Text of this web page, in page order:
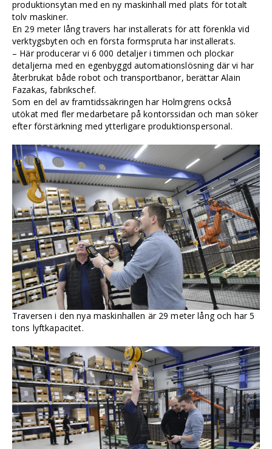
produktionsytan med en ny maskinhall med plats för totalt
tolv maskiner.
En 29 meter lång travers har installerats för att förenkla vid
verktygsbyten och en första formspruta har installerats.
– Här producerar vi 6 000 detaljer i timmen och plockar
detaljerna med en egenbyggd automationslösning där vi har
återbrukat både robot och transportbanor, berättar Alain
Fazakas, fabrikschef.
Som en del av framtidssäkringen har Holmgrens också
utökat med fler medarbetare på kontorssidan och man söker
efter förstärkning med ytterligare produktionspersonal.
Traversen i den nya maskinhallen är 29 meter lång och har 5
tons lyftkapacitet.